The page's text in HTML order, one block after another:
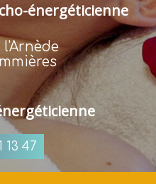
énergéticienne
l'Arnède
13 47